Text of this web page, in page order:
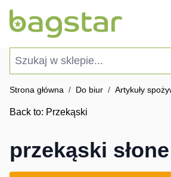
Strona główna / Do biur / Artykuły
Back to: Przekąski
przekąski słone